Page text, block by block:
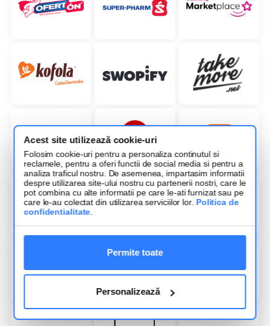
Acest site utilizează cookie-uri
Folosim cookie-uri pentru a personaliza continutul si
reclamele, pentru a oferi functii de social media si pentru a
analiza traficul nostru. De asemenea, impartasim informatii
despre utilizarea site-ului nostru cu partenerii nostri, care le
pot combina cu alte informatii pe care le-ati furnizat sau pe
care le-au colectat din utilizarea serviciilor lor. Politica de
confidentialitate
Permite toate
Personalizează